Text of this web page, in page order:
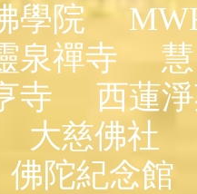
學院
泉禪寺
寺
西蓮
大慈佛社
佛陀紀念館